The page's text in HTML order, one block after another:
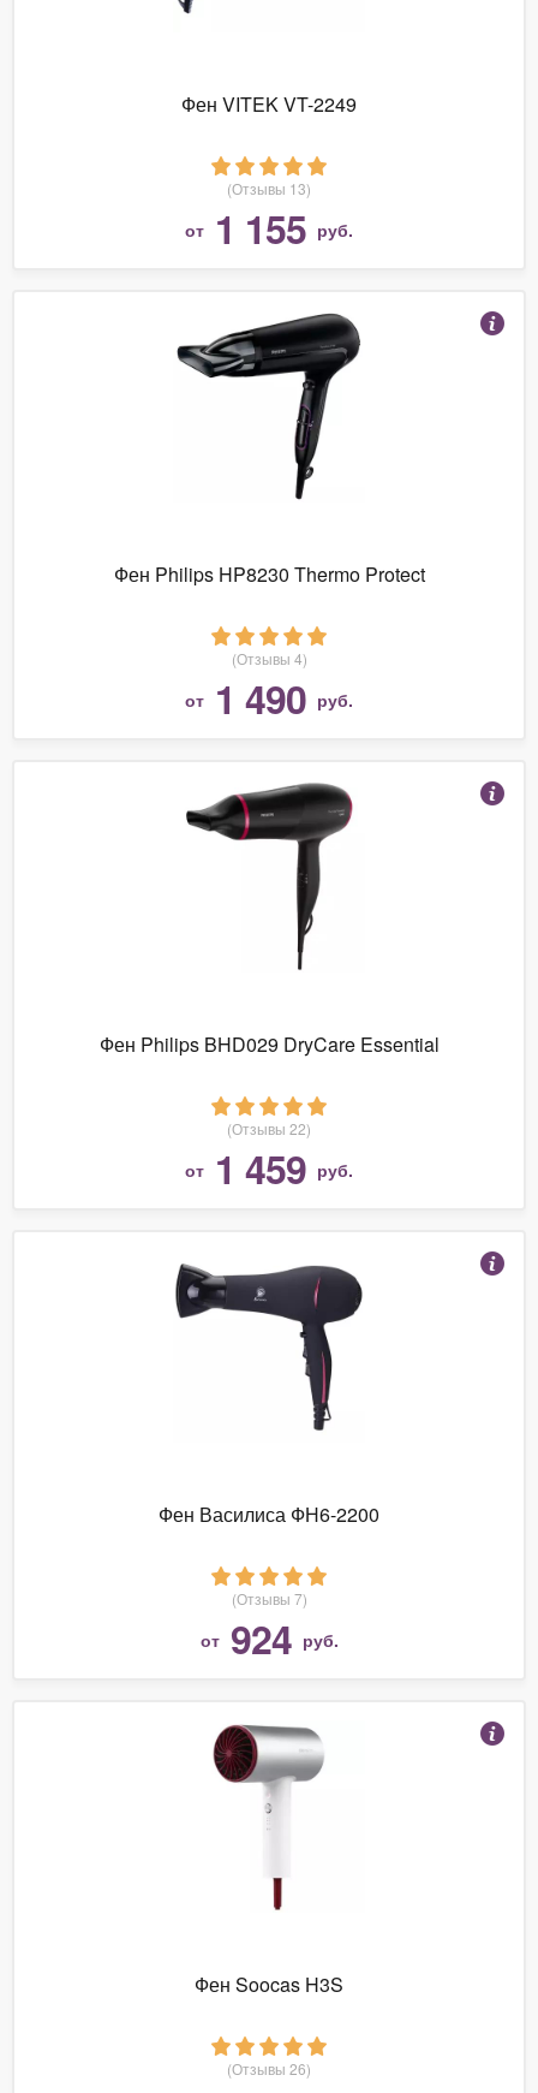
Фен VITEK VT-2249
(Отзывы 13)
от 1 155 руб.
Фен Philips HP8230 Thermo Protect
(Отзывы 4)
от 1 490 руб.
Фен Philips BHD029 DryCare Essential
(Отзывы 22)
от 1 459 руб.
Фен Василиса ФН6-2200
(Отзывы 7)
от 924 руб.
Фен Soocas H3S
(Отзывы 26)